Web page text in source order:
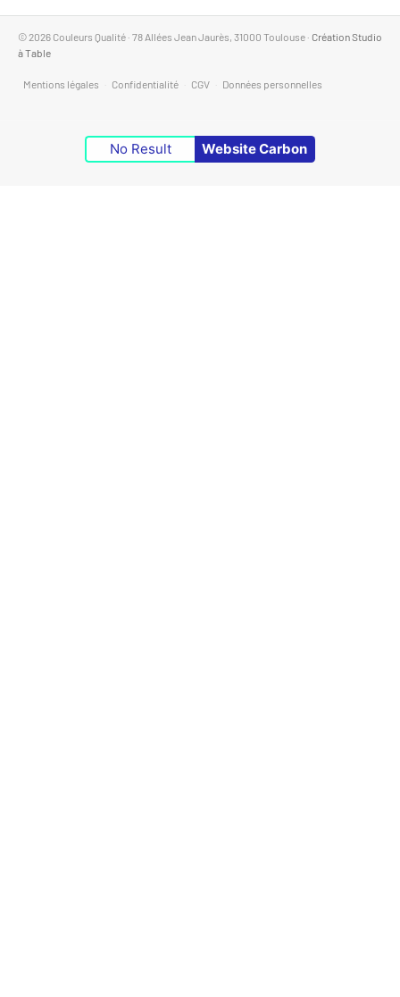
© 2026 Couleurs Qualité · 78 Allées Jean Jaurès, 31000 Toulouse · Création Studio
à Table
Mentions légales Confidentialité CGV Données personnelles
No Result Website Carbon